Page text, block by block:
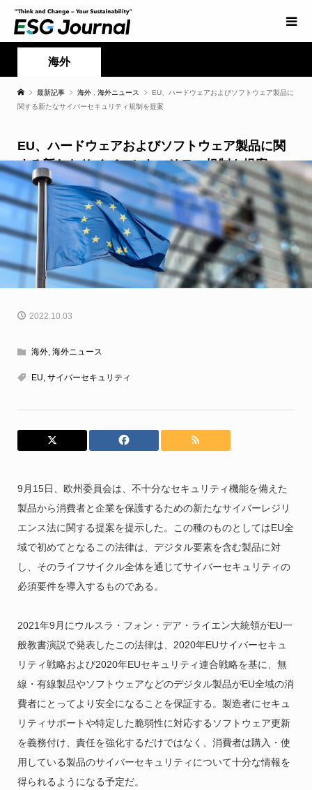
海外
最新記事 海外 海外ニュース
EU、ハードウェアおよびソフトウェア製品に
関する新たなサイバーセキュリティ規制を提案
EU、ハードウェアおよびソフトウェア製品に関
する新たなサイバーセキュリティ規制を提案
2022.10.03
海外, 海外ニュース
EU, サイバーセキュリティ
9月15日、欧州委員会は、不十分なセキュリティ機能を備えた
製品から消費者と企業を保護するための新たなサイバーレジリ
エンス法に関する提案を提示した。この種のものとしてはEU全
域で初めてとなるこの法律は、デジタル要素を含む製品に対
し、そのライフサイクル全体を通じてサイバーセキュリティの
必須要件を導入するものである。
2021年9月にウルスラ・フォン・デア・ライエン大統領がEU一
般教書演説で発表したこの法律は、2020年EUサイバーセキュ
リティ戦略および2020年EUセキュリティ連合戦略を基に、無
線・有線製品やソフトウェアなどのデジタル製品がEU全域の消
費者にとってより安全になることを保証する。製造者にセキュ
リティサポートや特定した脆弱性に対応するソフトウェア更新
を義務付け、責任を強化するだけではなく、消費者は購入・使
用している製品のサイバーセキュリティについて十分な情報を
得られるようになる予定だ。